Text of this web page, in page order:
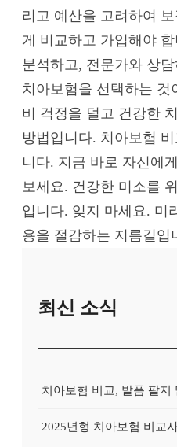
리고 예산을 고려하여
게 비교하고 가입해야
분석하고, 전문가와 상
치아보험을 선택하는 것
비 걱정을 덜고 건강한
방법입니다. 치아보험
니다. 지금 바로 자신에
보세요. 건강한 미소를
입니다. 잊지 마세요. 미
용을 절감하는 지름길입
최신 소식